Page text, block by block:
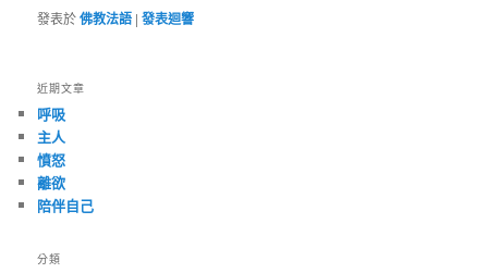
發表於佛教法語 |發表迴響
近期文章
呼吸
主人
憤怒
離欲
陪伴自己
分類